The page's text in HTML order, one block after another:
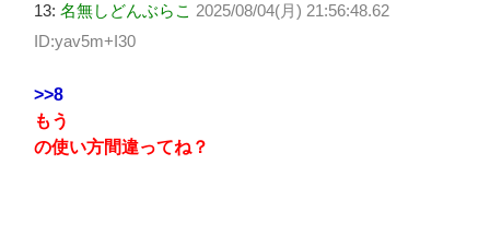
13: 名無しどんぶらこ 2025/08/04(月) 21:56:48.62
ID:yav5m+I30
>>8
もう
の使い方間違ってね？